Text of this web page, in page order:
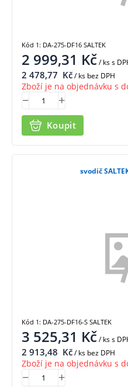
2 999,31 Kč/ kss
2 478,77 Kč/ ks bez DPH
Zboží je na objednávku s
Koupit
Kód 1: DA-275-DF16 SALTEK
svodič
3 525,31 Kč/ kss
2 913,48 Kč/ ks bez DPH
Zboží je na objednávku s
Kód 1: DA-275-DF16-S SALTEK